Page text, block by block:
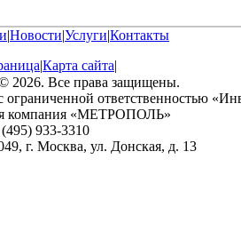
|Новости|Услуги|Контакты
|Карта сайта|
2026. Все права защищены.
ограниченной ответственностью
компания «МЕТРОПОЛЬ»
933-3310
г. Москва, ул. Донская, д. 13